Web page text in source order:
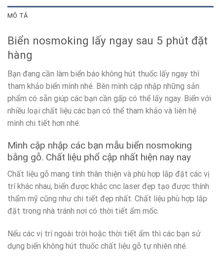
MÔ TẢ
Biển nosmoking lấy ngay sau 5 phút đặt
hàng
Bạn đang cần làm biển báo không hút thuốc lấy ngay thì
tham khảo biển mình nhé. Bên mình cập nhập những sản
phẩm có sẵn giúp các bạn cần gấp có thể lấy ngay. Biển với
nhiều loại chất liệu các bạn có thể tham khảo và liên hệ
mình chi tiết hơn nhé.
Mình cập nhập các bạn mẫu biển nosmoking
bằng gỗ. Chất liệu phổ cập nhất hiện nay nay
Chất liệu gỗ mang tính thân thiện và phù hợp lắp đặt các vị
trí khác nhau, biển được khắc cnc laser đẹp tạo được thính
thẩm mỹ cũng như chi tiết đẹp nhất. Chất liệu phù hợp lắp
đặt trong nhà tránh nơi có thời tiết ẩm mốc.
Nếu các vị trí ngoài trời hoặc thời tiết ẩm thì các bạn sử
dụng biển không hút thuốc chất liệu gỗ tự nhiên nhé.